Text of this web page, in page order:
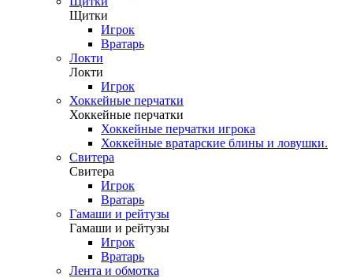
Щитки
Игрок
Вратарь
Локти
Локти
Игрок
Хоккейные перчатки
Хоккейные перчатки
Хоккейные перчатки игрока
Хоккейные вратарские блины и ловушки.
Свитера
Свитера
Игрок
Вратарь
Гамаши и рейтузы
Гамаши и рейтузы
Игрок
Вратарь
Лента и обмотка